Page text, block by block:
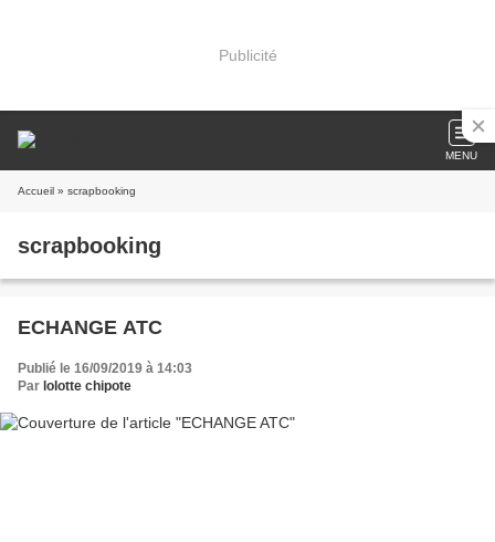
Publicité
MENU
Accueil » scrapbooking
scrapbooking
ECHANGE ATC
Publié le 16/09/2019 à 14:03
Par lolotte chipote